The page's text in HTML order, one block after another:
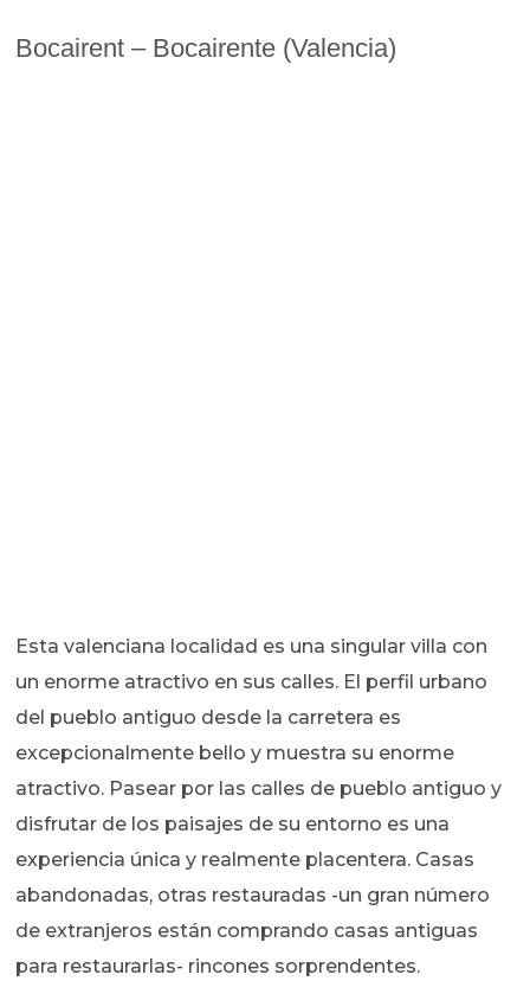
Bocairent – Bocairente (Valencia)
Esta valenciana localidad es una singular villa con
un enorme atractivo en sus calles. El perfil urbano
del pueblo antiguo desde la carretera es
excepcionalmente bello y muestra su enorme
atractivo. Pasear por las calles de pueblo antiguo y
disfrutar de los paisajes de su entorno es una
experiencia única y realmente placentera. Casas
abandonadas, otras restauradas -un gran número
de extranjeros están comprando casas antiguas
para restaurarlas- rincones sorprendentes.